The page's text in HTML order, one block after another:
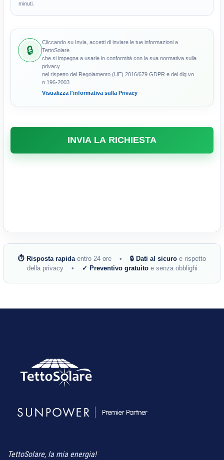
minuti.
Cliccando su Invia, accetti di inviare le tue informazioni a
TettoSolare
che si impegna a usarle in conformità con la sua normativa sulla
privacy
nel rispetto del Regolamento (UE) 2016/679 GDPR e del dlg.vo
n.196-2003
Visualizza l'informativa sulla Privacy
⏱ Risposta rapidaentro 24 ore • 🔒 Dati al sicuro e rispetto
della privacy •
✓ Preventivo gratuitoe senza obblighi
TettoSolare, la mia energia!